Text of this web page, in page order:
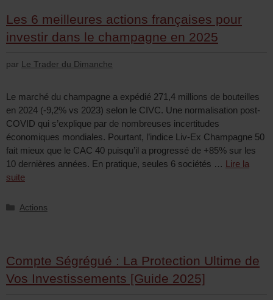
Les 6 meilleures actions françaises pour
investir dans le champagne en 2025
par Le Trader du Dimanche
Le marché du champagne a expédié 271,4 millions de bouteilles
en 2024 (-9,2% vs 2023) selon le CIVC. Une normalisation post-
COVID qui s’explique par de nombreuses incertitudes
économiques mondiales. Pourtant, l’indice Liv-Ex Champagne 50
fait mieux que le CAC 40 puisqu’il a progressé de +85% sur les
10 dernières années. En pratique, seules 6 sociétés … Lire la
suite
Actions
Compte Ségrégué : La Protection Ultime de
Vos Investissements [Guide 2025]